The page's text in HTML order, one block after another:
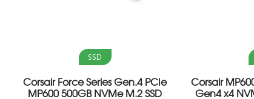
Aggiungi al carrello
SSD
Corsair Force Series Gen.4 PCIe
MP600 500GB NVMe M.2 SSD
Corsair
Gen4 x4